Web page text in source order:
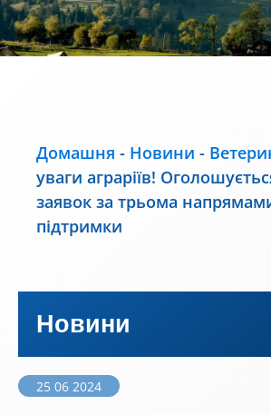
Домашня - Новини -
уваги аграріїв!
заявок за трьома
підтримки
Новини
25 06 2024